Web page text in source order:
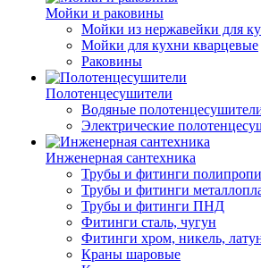
Мойки и раковины
Мойки из нержавейки для
Мойки для кухни кварцевые
Раковины
Полотенцесушители
Водяные
Электрические
Инженерная сантехника
Трубы и фитинги
Трубы и фитинги
Трубы и фитинги ПНД
Фитинги сталь, чугун
Фитинги хром, никель,
Краны шаровые